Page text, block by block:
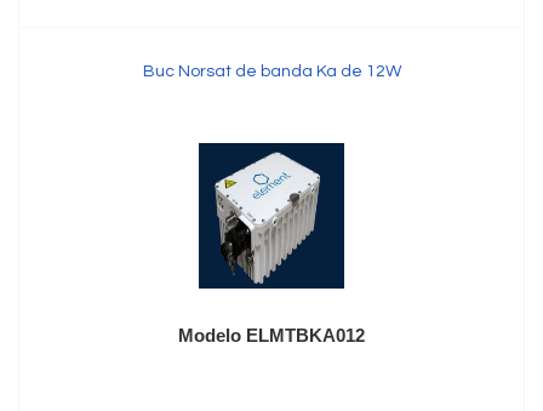
Buc Norsat de banda Ka de 12W
Modelo ELMTBKA012